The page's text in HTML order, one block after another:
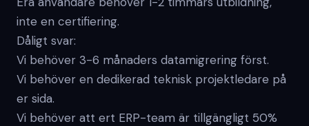
inte en certifiering.
Dåligt svar:
Vi behöver 3-6 månaders datamigrering först.
Vi behöver en dedikerad teknisk projektledare på
er sida.
Vi behöver att ert ERP-team är tillgängligt 50%